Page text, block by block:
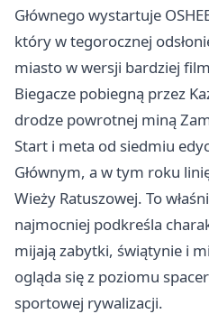
Głównego wystartuje
który w tegorocznej
miasto w wersji bardziej
Biegacze pobiegną przez
drodze powrotnej miną
Start i meta od siedmiu
Głównym, a w tym roku
Wieży Ratuszowej. To
najmocniej podkreśla
mijają zabytki, świątynie i
ogląda się z poziomu
sportowej rywalizacji.